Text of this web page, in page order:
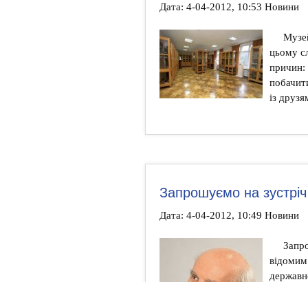
Дата: 4-04-2012, 10:53 Новини
цьому
причин:
із
Запрошуємо на
Дата: 4-04-2012, 10:49 Новини